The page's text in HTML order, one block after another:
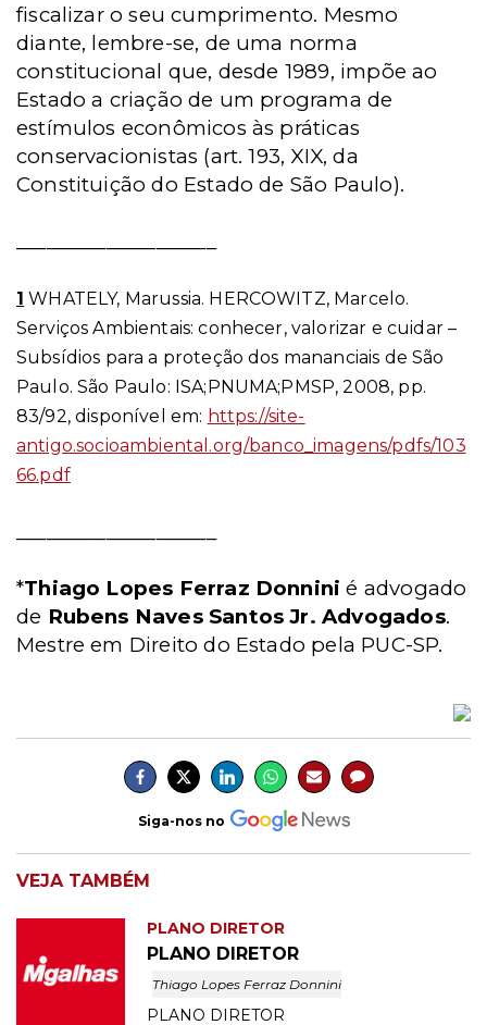
fiscalizar o seu cumprimento. Mesmo
diante, lembre-se, de uma norma
constitucional que, desde 1989, impõe ao
Estado a criação de um programa de
estímulos econômicos às práticas
conservacionistas (art. 193, XIX, da
Constituição do Estado de São Paulo).
1 WHATELY, Marussia. HERCOWITZ, Marcelo.
Serviços Ambientais: conhecer, valorizar e cuidar –
Subsídios para a proteção dos mananciais de São
Paulo. São Paulo: ISA;PNUMA;PMSP, 2008, pp.
83/92, disponível em: https://site-
antigo.socioambiental.org/banco_imagens/pdfs/103
66.pdf
*Thiago Lopes Ferraz Donnini é advogado
de Rubens Naves Santos Jr. Advogados.
Mestre em Direito do Estado pela PUC-SP.
Siga-nos no
VEJA TAMBÉM
PLANO DIRETOR
PLANO DIRETOR
Thiago Lopes Ferraz Donnini
PLANO DIRETOR